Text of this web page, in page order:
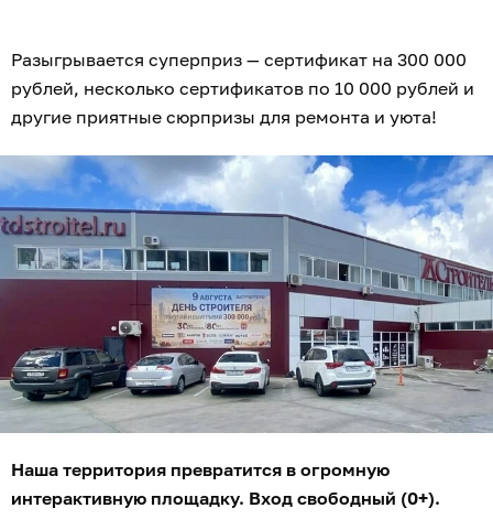
12:00— время для всей семьи: начнётсядетская
программас анимацией и аквагримом, а на сцене
зажгут музыканты«Дискодяди».
14:00— профессиональное состязаниев Конкурсе
Мастеров.
15:00— музыкальный драйв от группы «КТБ».
— последний шанс сдать заполненные
«Паспорта Мастера».
час икс на главной сцене
! Тот самый
него — раздача пяти утешительных, но очень
приятных сертификатов по 10 000 рублей.